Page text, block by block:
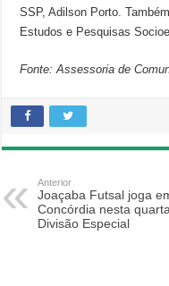
SSP, Adilson Porto.
Estudos e Pesquisas
Fonte: Assessoria de
Anterior
Joaçaba Futsal joga
Concórdia nesta
Divisão Especial